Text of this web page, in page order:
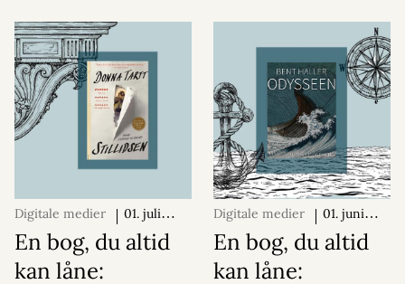
Digitale medier
01. juli
2026
En bog, du altid
kan låne:
Digitale medier
01. juni
2026
En bog, du altid
kan låne: